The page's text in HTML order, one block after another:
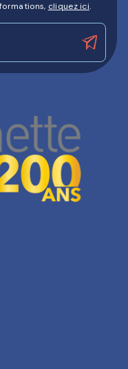
cliquez ici.